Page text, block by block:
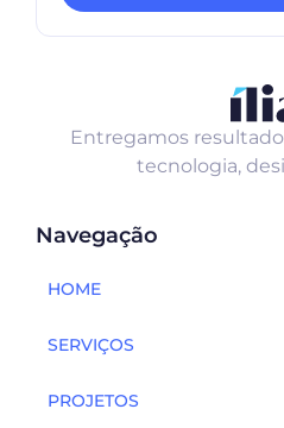
Entregamos
tecnologia,
Navegação
HOME
SERVIÇOS
PROJETOS